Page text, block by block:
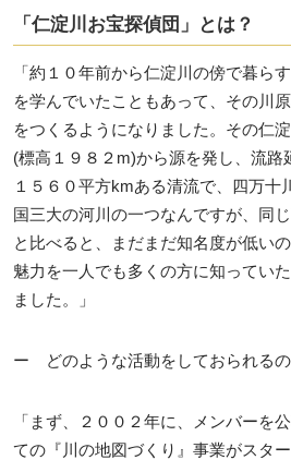
「仁淀川お宝探偵団」とは？
「約１０年前から仁淀川の傍で暮ら
を学んでいたこともあって、その川
をつくるようになりました。その仁
(標高１９８２m)から源を発し、流
１５６０平方kmある清流で、四万十
国三大の河川の一つなんですが、同
と比べると、まだまだ知名度が低い
魅力を一人でも多くの方に知ってい
ました。」
ー どのような活動をしておられるの
「まず、２００２年に、メンバーを
ての『川の地図づくり』事業がスタ